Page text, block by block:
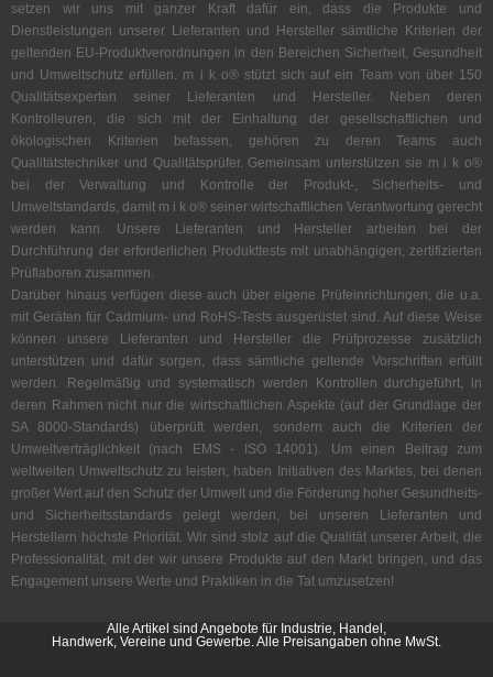
setzen wir uns mit ganzer Kraft dafür ein, dass die Produkte und
Dienstleistungen unserer Lieferanten und Hersteller sämtliche Kriterien der
geltenden EU-Produktverordnungen in den Bereichen Sicherheit, Gesundheit
und Umweltschutz erfüllen. m i k o® stützt sich auf ein Team von über 150
Qualitätsexperten seiner Lieferanten und Hersteller. Neben deren
Kontrolleuren, die sich mit der Einhaltung der gesellschaftlichen und
ökologischen Kriterien befassen, gehören zu deren Teams auch
Qualitätstechniker und Qualitätsprüfer. Gemeinsam unterstützen sie m i k o®
bei der Verwaltung und Kontrolle der Produkt-, Sicherheits- und
Umweltstandards, damit m i k o® seiner wirtschaftlichen Verantwortung gerecht
werden kann. Unsere Lieferanten und Hersteller arbeiten bei der
Durchführung der erforderlichen Produkttests mit unabhängigen, zertifizierten
Prüflaboren zusammen.
Darüber hinaus verfügen diese auch über eigene Prüfeinrichtungen, die u.a.
mit Geräten für Cadmium- und RoHS-Tests ausgerüstet sind. Auf diese Weise
können unsere Lieferanten und Hersteller die Prüfprozesse zusätzlich
unterstützen und dafür sorgen, dass sämtliche geltende Vorschriften erfüllt
werden. Regelmäßig und systematisch werden Kontrollen durchgeführt, in
deren Rahmen nicht nur die wirtschaftlichen Aspekte (auf der Grundlage der
SA 8000-Standards) überprüft werden, sondern auch die Kriterien der
Umweltverträglichkeit (nach EMS - ISO 14001). Um einen Beitrag zum
weltweiten Umweltschutz zu leisten, haben Initiativen des Marktes, bei denen
großer Wert auf den Schutz der Umwelt und die Förderung hoher Gesundheits-
und Sicherheitsstandards gelegt werden, bei unseren Lieferanten und
Herstellern höchste Priorität. Wir sind stolz auf die Qualität unserer Arbeit, die
Professionalität, mit der wir unsere Produkte auf den Markt bringen, und das
Engagement unsere Werte und Praktiken in die Tat umzusetzen!
Alle Artikel sind Angebote für Industrie, Handel,
Handwerk, Vereine und Gewerbe. Alle Preisangaben ohne MwSt.